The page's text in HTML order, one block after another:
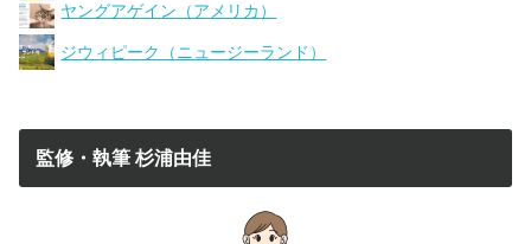
ヤングアゲイン（アメリカ）
ジウィピーク（ニュージーランド）
監修・執筆 杉浦由佳